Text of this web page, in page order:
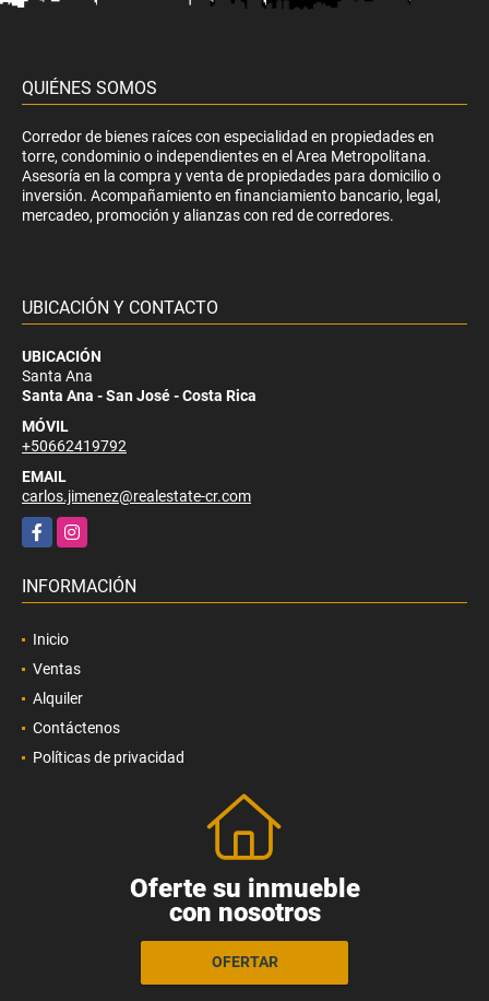
QUIÉNES SOMOS
Corredor de bienes raíces con especialidad en propiedades en
torre, condominio o independientes en el Area Metropolitana.
Asesoría en la compra y venta de propiedades para domicilio o
inversión. Acompañamiento en financiamiento bancario, legal,
mercadeo, promoción y alianzas con red de corredores.
UBICACIÓN Y CONTACTO
UBICACIÓN
Santa Ana
Santa Ana - San José - Costa Rica
MÓVIL
+50662419792
EMAIL
carlos.jimenez@realestate-cr.com
FacebookInstagram
INFORMACIÓN
Inicio
Ventas
Alquiler
Contáctenos
Políticas de privacidad
Oferte su inmueble
con nosotros
OFERTAR